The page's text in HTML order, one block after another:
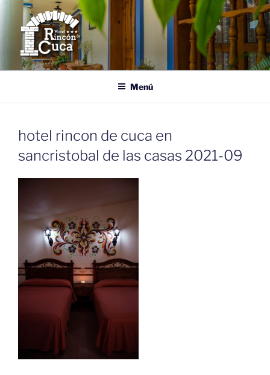
Saltar
contenido
HOTEL RINCÓN DE CUCA
Tu Casa en San Cristóbal de las Casas, Chiapas.
Menú
hotel rincon de cuca en
sancristobal de las casas 2021-09